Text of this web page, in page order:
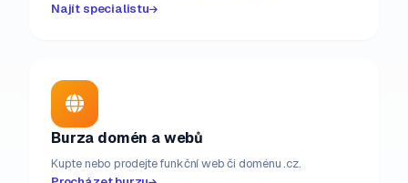
Najít specialistu
Burza domén a webů
Kupte nebo prodejte funkční web či doménu .cz.